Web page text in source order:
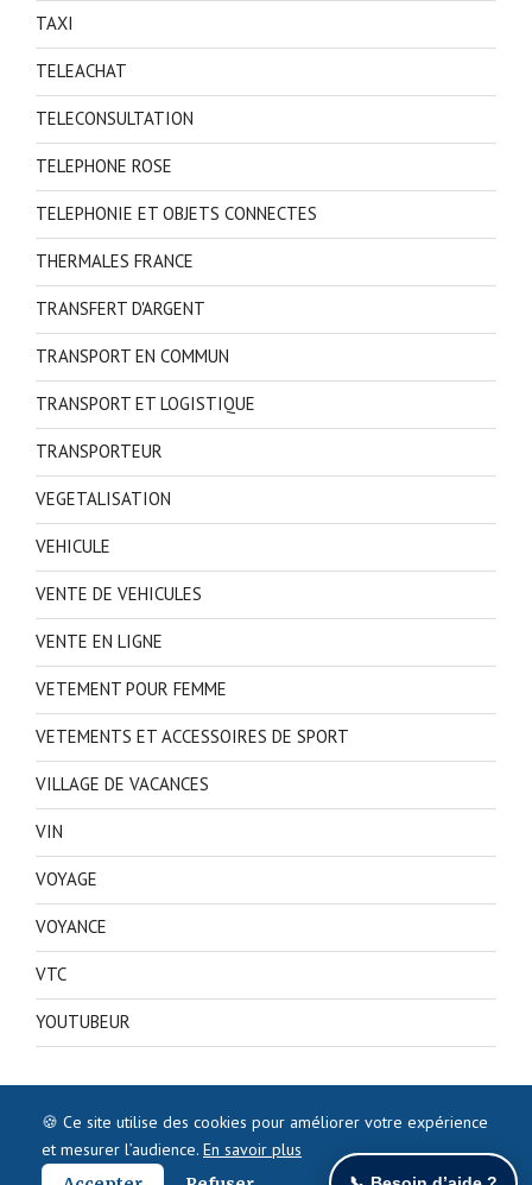
TAXI
TELEACHAT
TELECONSULTATION
TELEPHONE ROSE
TELEPHONIE ET OBJETS CONNECTES
THERMALES FRANCE
TRANSFERT D'ARGENT
TRANSPORT EN COMMUN
TRANSPORT ET LOGISTIQUE
TRANSPORTEUR
VEGETALISATION
VEHICULE
VENTE DE VEHICULES
VENTE EN LIGNE
VETEMENT POUR FEMME
VETEMENTS ET ACCESSOIRES DE SPORT
VILLAGE DE VACANCES
VIN
VOYAGE
VOYANCE
VTC
YOUTUBEUR
🍪 Ce site utilise des cookies pour améliorer votre expérience
et mesurer l’audience. En savoir plus